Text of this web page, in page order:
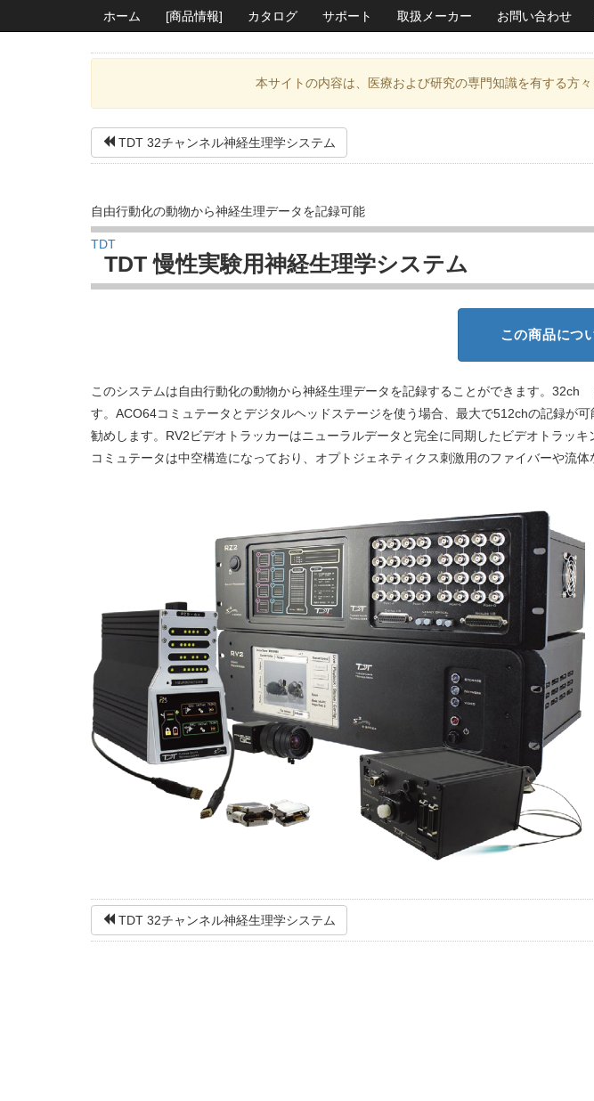
ホーム [商品情報] カタログ サポート 取扱メーカー お問い合わせ
本サイトの内容は、医療および研究の専門知識を有する方
TDT 32チャンネル神経生理学システム
自由行動化の動物から神経生理データを記録可能
TDT
TDT 慢性実験用神経生理学システム
この商品につ
このシステムは自由行動化の動物から神経生理データを記録することができます。
す。ACO64コミュテータとデジタルヘッドステージを使う場合、最大で512chの記録が
勧めします。RV2ビデオトラッカーはニューラルデータと完全に同期したビデオトラッ
コミュテータは中空構造になっており、オプトジェネティクス刺激用のファイバーや流体
TDT 32チャンネル神経生理学システム